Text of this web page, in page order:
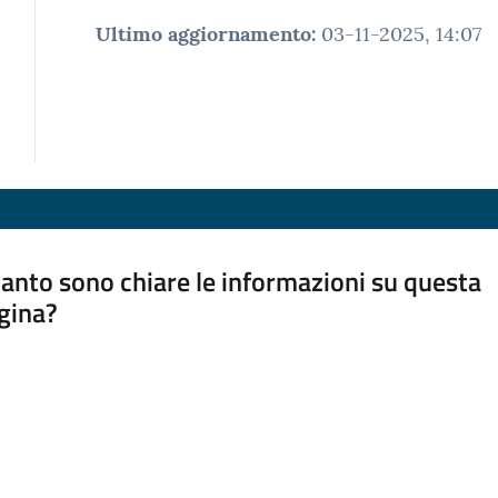
Ultimo aggiornamento: 03-11-2025, 14:07
sono chiare le informazioni su questa